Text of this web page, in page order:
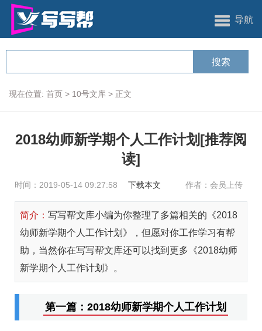
导航
现在位置: 首页 > 10号文库 > 正文
2018幼师新学期个人工作计划[推荐阅
读]
时间：2019-05-14 09:27:58 下载本文 作者：会员上传
简介： 写写帮文库小编为你整理了多篇相关的《2018
幼师新学期个人工作计划》，但愿对你工作学习有帮
助，当然你在写写帮文库还可以找到更多《2018幼师
新学期个人工作计划》。
第一篇：2018幼师新学期个人工作计划